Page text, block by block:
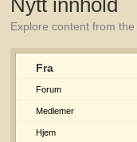
Nytt innhold
Explore content from
Fra
Forum
Medlemer
Hjem